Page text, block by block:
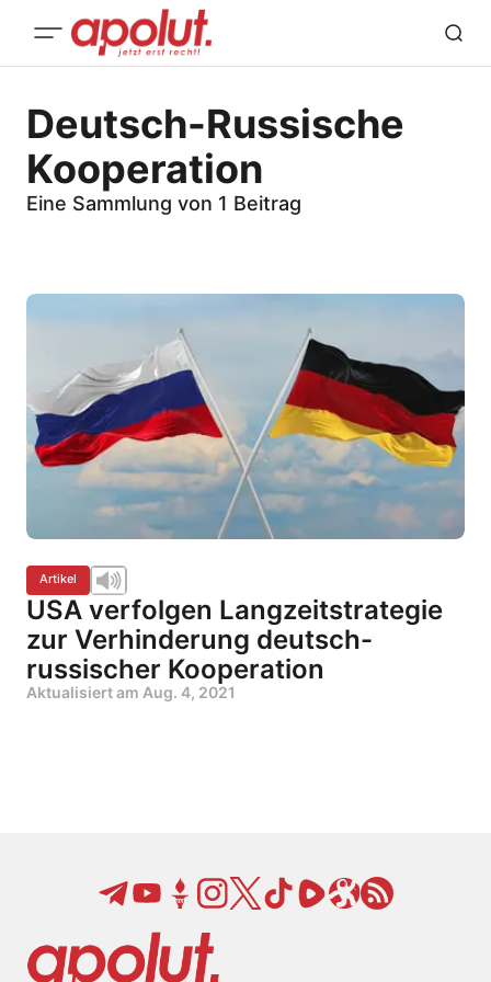
Deutsch-Russische
Kooperation
Eine Sammlung von 1 Beitrag
Artikel
USA verfolgen Langzeitstrategie
zur Verhinderung deutsch-
russischer Kooperation
Aktualisiert am Aug. 4, 2021